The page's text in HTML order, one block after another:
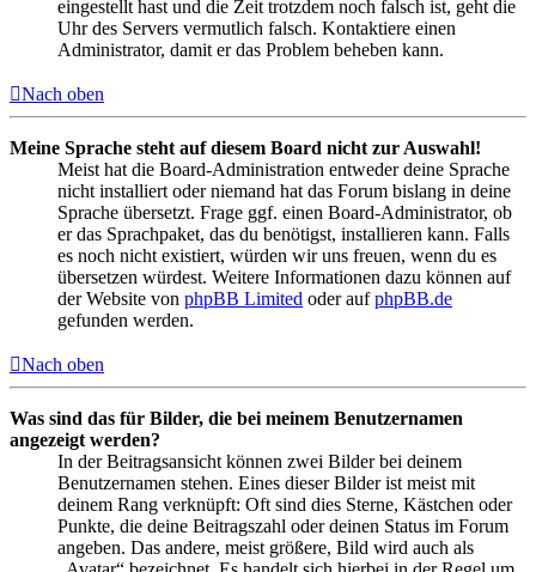
eingestellt hast und die Zeit trotzdem noch falsch ist, geht die
Uhr des Servers vermutlich falsch. Kontaktiere einen
Administrator, damit er das Problem beheben kann.
Nach oben
Meine Sprache steht auf diesem Board nicht zur Auswahl!
Meist hat die Board-Administration entweder deine Sprache
nicht installiert oder niemand hat das Forum bislang in deine
Sprache übersetzt. Frage ggf. einen Board-Administrator, ob
er das Sprachpaket, das du benötigst, installieren kann. Falls
es noch nicht existiert, würden wir uns freuen, wenn du es
übersetzen würdest. Weitere Informationen dazu können auf
der Website von phpBB Limited oder aufphpBB.de
gefunden werden.
Nach oben
Was sind das für Bilder, die bei meinem Benutzernamen
angezeigt werden?
In der Beitragsansicht können zwei Bilder bei deinem
Benutzernamen stehen. Eines dieser Bilder ist meist mit
deinem Rang verknüpft: Oft sind dies Sterne, Kästchen oder
Punkte, die deine Beitragszahl oder deinen Status im Forum
angeben. Das andere, meist größere, Bild wird auch als